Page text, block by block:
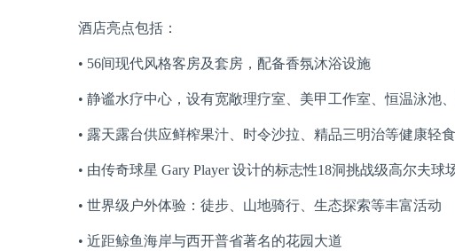
酒店亮点包括：
• 56间现代风格客房及套房，配备香氛沐浴设施
• 静谧水疗中心，设有宽敞理疗室、美甲工作室、恒温泳池
• 露天露台供应鲜榨果汁、时令沙拉、精品三明治等健康轻食
• 由传奇球星 Gary Player 设计的标志性18洞挑战级高尔夫球
• 世界级户外体验：徒步、山地骑行、生态探索等丰富活动
• 近距鲸鱼海岸与西开普省著名的花园大道